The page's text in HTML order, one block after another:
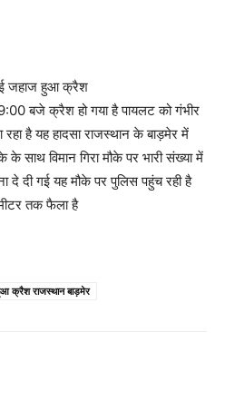
जहाज हुआ क्रैश
बजे क्रैश हो गया है पायलट को गंभीर
है यह हादसा राजस्थान के बाड़मेर में
साथ विमान गिरा मौके पर भारी संख्या में
दे दी गई यह मौके पर पुलिस पहुंच रही है
तक फैला है
क्रैश राजस्थान बाड़मेर